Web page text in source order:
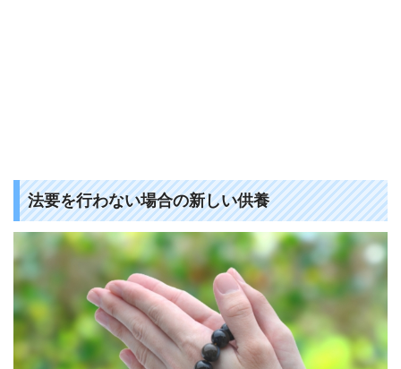
法要を行わない場合の新しい供養